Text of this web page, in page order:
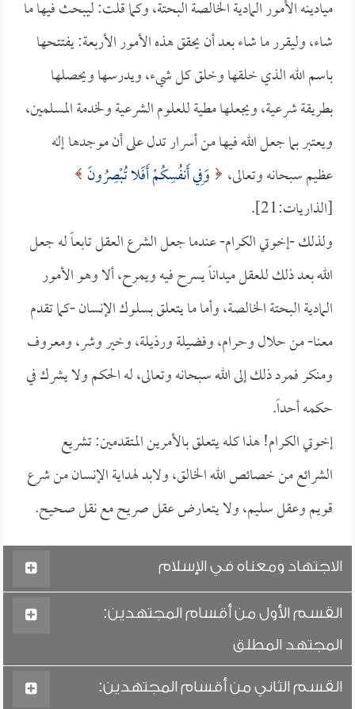
ميادينه الأمور المادية الخالصة البحتة، وكما قلت: ليبحث فيها ما
شاء، وليقرر ما شاء بعد أن يحقق هذه الأمور الأربعة: يفتتحها
باسم الله الذي خلقها وخلق كل شيء، ويدرسها ويحصلها
بطريقة شرعية، ويجعلها مطية للعلوم الشرعية ولخدمة المسلمين،
ويعتبر بما جعل الله فيها من أسرار تدل على أن موجدها إله
عظيم سبحانه وتعالى،
وَفِي أَنفُسِكُمْ أَفَلا تُبْصِرُونَ
[الذاريات:21].
ولذلك -إخوتي الكرام- عندما جعل الشرع العقل تابعاً له جعل
الله بعد ذلك للعقل ميداناً يسرح فيه ويمرح، ألا وهو الأمور
المادية البحتة الخالصة، وأما ما يتعلق بسلوك الإنسان -كما تقدم
معنا- من حلال وحرام، وفضيلة ورذيلة، وخير وشر، ومعروف
ومنكر فمرد ذلك إلى الله سبحانه وتعالى، له الحكم ولا يشرك في
حكمه أحداً.
إخوتي الكرام! هذا كله يتعلق بالأمرين المتقدمين: تشريع
الشرائع من خصائص الله الخالق، ولابد لهداية الإنسان من شرع
قويم وعقل سليم، ولا يتعارض عقل صريح مع نقل صحيح.
الاجتهاد ومعناه في الإسلام
القسم الأول من أقسام المجتهدين:
المجتهد المطلق
القسم الثاني من أقسام المجتهدين: